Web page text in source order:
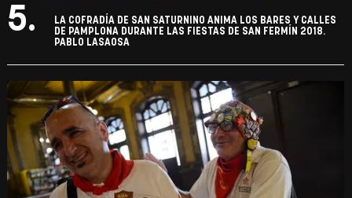
5.
LA COFRADÍA DE SAN SATURNINO ANIMA LOS BARES Y CALLES
DE PAMPLONA DURANTE LAS FIESTAS DE SAN FERMÍN 2018.
PABLO LASAOSA